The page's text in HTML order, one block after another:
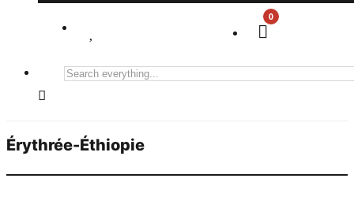
0
Search
Érythrée-Éthiopie